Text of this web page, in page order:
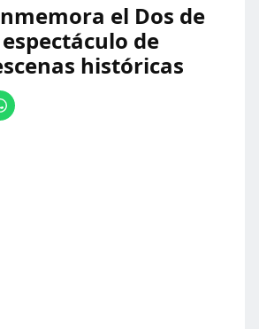
el Dos de
de
históricas